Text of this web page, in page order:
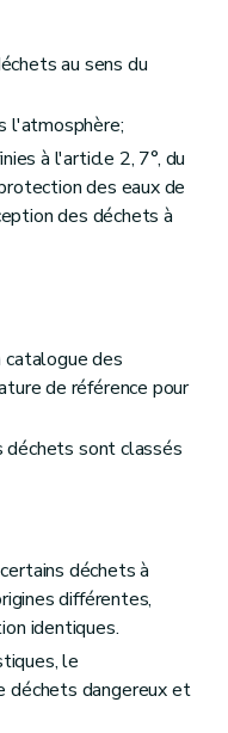
au sens du
l'atmosphère;
à l'article 2, 7°, du
des eaux de
des déchets à
des
de référence pour
déchets sont classés
déchets à
différentes,
identiques.
le
déchets dangereux et